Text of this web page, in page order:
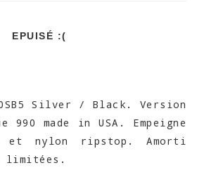
EPUISÉ :(
Silver / Black. Version
990 made in USA. Empeigne
et nylon ripstop. Amorti
limitées.